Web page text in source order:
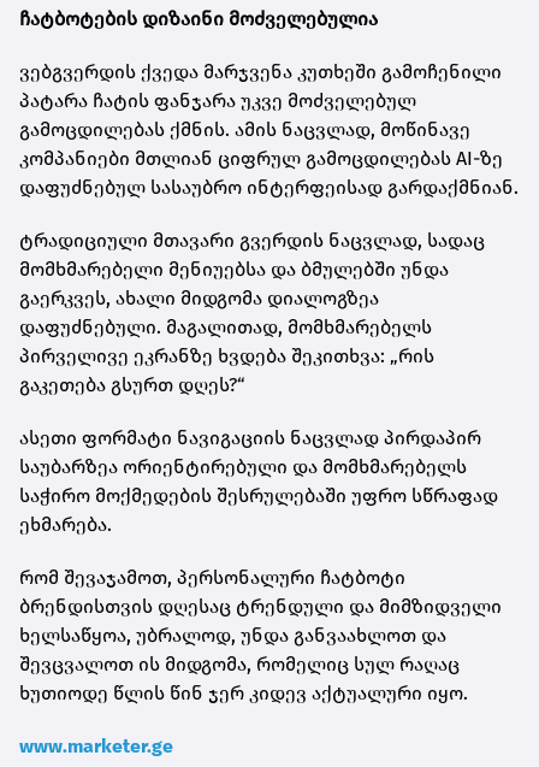
ჩატბოტების დიზაინი მოძველებულია
ვებგვერდის ქვედა მარჯვენა კუთხეში გამოჩენილი
პატარა ჩატის ფანჯარა უკვე მოძველებულ
გამოცდილებას ქმნის. ამის ნაცვლად, მოწინავე
კომპანიები მთლიან ციფრულ გამოცდილებას AI-ზე
დაფუძნებულ სასაუბრო ინტერფეისად გარდაქმნიან.
ტრადიციული მთავარი გვერდის ნაცვლად, სადაც
მომხმარებელი მენიუებსა და ბმულებში უნდა
გაერკვეს, ახალი მიდგომა დიალოგზეა
დაფუძნებული. მაგალითად, მომხმარებელს
პირველივე ეკრანზე ხვდება შეკითხვა: „რის
გაკეთება გსურთ დღეს?“
ასეთი ფორმატი ნავიგაციის ნაცვლად პირდაპირ
საუბარზეა ორიენტირებული და მომხმარებელს
საჭირო მოქმედების შესრულებაში უფრო სწრაფად
ეხმარება.
რომ შევაჯამოთ, პერსონალური ჩატბოტი
ბრენდისთვის დღესაც ტრენდული და მიმზიდველი
ხელსაწყოა, უბრალოდ, უნდა განვაახლოთ და
შევცვალოთ ის მიდგომა, რომელიც სულ რაღაც
ხუთიოდე წლის წინ ჯერ კიდევ აქტუალური იყო.
www.marketer.ge